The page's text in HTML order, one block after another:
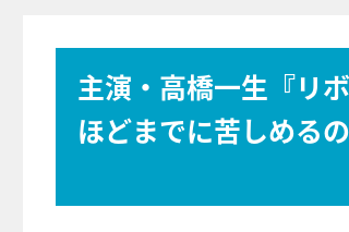
主演・高橋一生『リ
ほどまでに苦しめるの